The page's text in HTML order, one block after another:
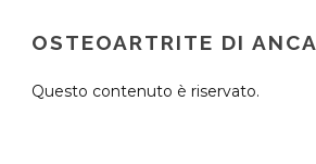
OSTEOARTRITE DI ANCA
Questo contenuto è riservato.